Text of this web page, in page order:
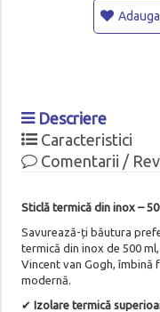
Descriere
Caracteristici
Comentarii /
Sticlă termică din inox –
Savurează-ți băutura
termică din inox de 500
Vincent van Gogh, îmbină
modernă.
✔ Izolare termică